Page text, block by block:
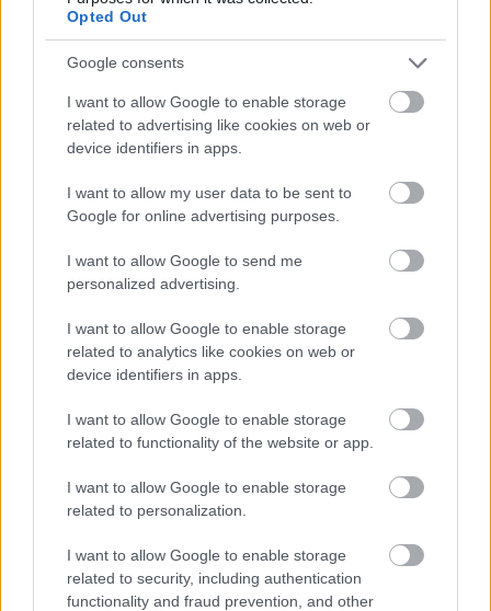
Opted Out
Google consents
I want to allow Google to enable storage
related to advertising like cookies on web or
device identifiers in apps.
I want to allow my user data to be sent to
Google for online advertising purposes.
I want to allow Google to send me
personalized advertising.
I want to allow Google to enable storage
related to analytics like cookies on web or
device identifiers in apps.
I want to allow Google to enable storage
related to functionality of the website or app.
I want to allow Google to enable storage
related to personalization.
I want to allow Google to enable storage
related to security, including authentication
functionality and fraud prevention, and other
Babasarokvárja, de természetesen nem hiányozhat a
kínálatból az ilyen rendezvényeken szinte kötelező
arcfestés és a hagyományőrző népi játszótér sem.
Ahhoz, hogy a családi nap és a szórakozás teljesen
felhőtlen legyen, érdemes észben tartani néhány
praktikus információt. A Budapest Park továbbra is
készpénzmentes helyszín, így a belépőket és a
frissítőket bankkártyával vagy FestiPay kártyával
rendkívül barátiak: a gyerekjegy két éves kortól 1
299 forintba, a felnőtt jegy pedig 1 899 forintba
azaz két éves kor alatt a belépés díjtalan, a IX.
kerületből érkező résztvevők pedig lakcímkártyájuk
felmutatásával ingyenesen vehetnek részt az
Az idei szezon első Pöttömkertje tehát ideális
alkalomnak ígérkezik arra, hogy közösen, játékkal és
zenével ünnepeljenek édesanyák, gyerekek és persze
az apukák a Budapest Park idei szezonjának első
nagy családi eseményén.